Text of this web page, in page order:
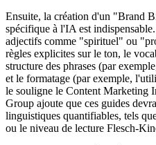
Ensuite, la création d'un "Brand
spécifique à l'IA est
adjectifs comme "spirituel" ou
règles explicites sur le ton, le
structure des phrases (par
et le formatage (par exemple,
le souligne le Content Marketing
Group ajoute que ces guides
linguistiques quantifiables, tels
ou le niveau de lecture Flesch-